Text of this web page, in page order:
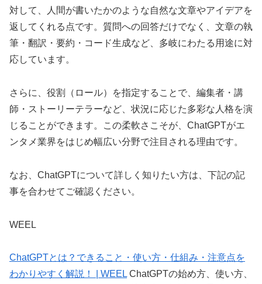
対して、人間が書いたかのような自然な文章やアイデアを
返してくれる点です。質問への回答だけでなく、文章の執
筆・翻訳・要約・コード生成など、多岐にわたる用途に対
応しています。
さらに、役割（ロール）を指定することで、編集者・講
師・ストーリーテラーなど、状況に応じた多彩な人格を演
じることができます。この柔軟さこそが、ChatGPTがエ
ンタメ業界をはじめ幅広い分野で注目される理由です。
なお、ChatGPTについて詳しく知りたい方は、下記の記
事を合わせてご確認ください。
WEEL
ChatGPTとは？できること・使い方・仕組み・注意点を
わかりやすく解説！ | WEEL ChatGPTの始め方、使い方、